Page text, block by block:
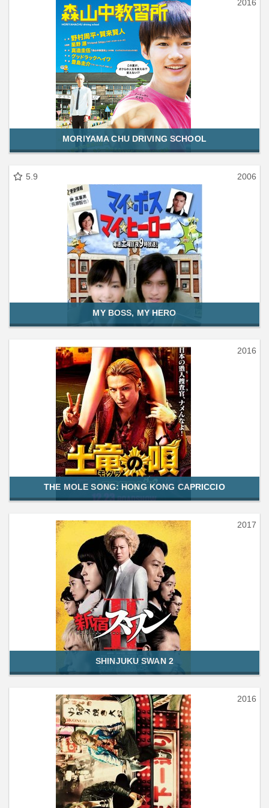
2016
MORIYAMA CHU DRIVING SCHOOL
5.9 2006
MY BOSS, MY HERO
2016
THE MOLE SONG: HONG KONG CAPRICCIO
2017
SHINJUKU SWAN 2
2016